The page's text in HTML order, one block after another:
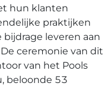
hun klanten
praktijken
leveren aan
ceremonie van dit
van het Pools
beloonde 53